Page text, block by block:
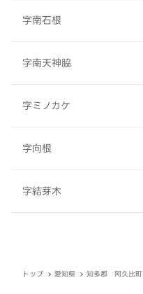
字南石根
字南天神脇
字ミノカケ
字向根
字結芽木
トップ 愛知県 知多郡 阿久比町